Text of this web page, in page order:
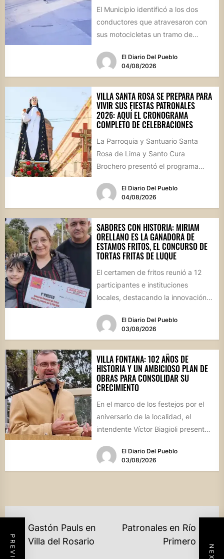
El Municipio identificó a los dos
conductores que atravesaron con
sus motocicletas un tramo de
calle...
El Diario Del Pueblo
04/08/2026
VILLA SANTA ROSA SE PREPARA PARA
VIVIR SUS FIESTAS PATRONALES
2026: AQUÍ EL CRONOGRAMA
COMPLETO DE CELEBRACIONES
La Parroquia y Santuario Santa
Rosa de Lima y Santo Cura
Brochero presentó el programa
El Diario Del Pueblo
04/08/2026
SABORES CON HISTORIA: MIRIAM
ORELLANO ES LA GANADORA DE
ESTAMOS FRITOS, EL CONCURSO DE
TORTAS FRITAS DE LUQUE
El certamen de fritos reunió a 12
participantes e instituciones
locales, destacando la innovación
El Diario Del Pueblo
03/08/2026
VILLA FONTANA: 102 AÑOS DE
HISTORIA Y UN AMBICIOSO PLAN DE
OBRAS PARA CONSOLIDAR SU
CRECIMIENTO
En el marco de los festejos por el
aniversario de la localidad, el
intendente Víctor Biagioli presentó
El Diario Del Pueblo
03/08/2026
NAVEGACIÓN
DE
Previous
post:
Gastón Pauls en
Villa del Rosario
Patronales en Río
Primero